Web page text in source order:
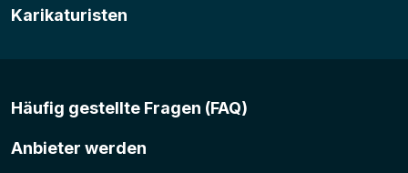
Karikaturisten
Häufig gestellte Fragen (FAQ)
Anbieter werden